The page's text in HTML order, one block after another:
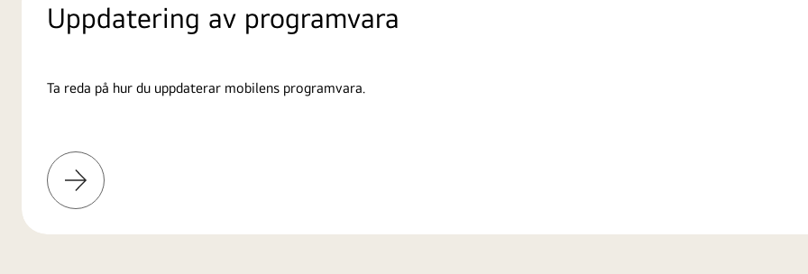
Uppdatering av programvara
Ta reda på hur du uppdaterar mobilens programvara.
Läs
mer